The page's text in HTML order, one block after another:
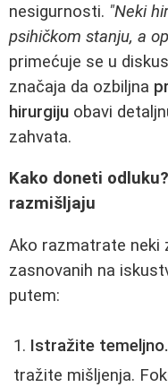
nesigurnosti. "Neki
psihičkom stanju, a
primećuje se u
značaja da ozbiljna
hirurgiju obavi
zahvata.
Kako doneti
razmišljaju
Ako razmatrate neki
zasnovanih na
putem:
Istražite temeljno.
tražite mišljenja.